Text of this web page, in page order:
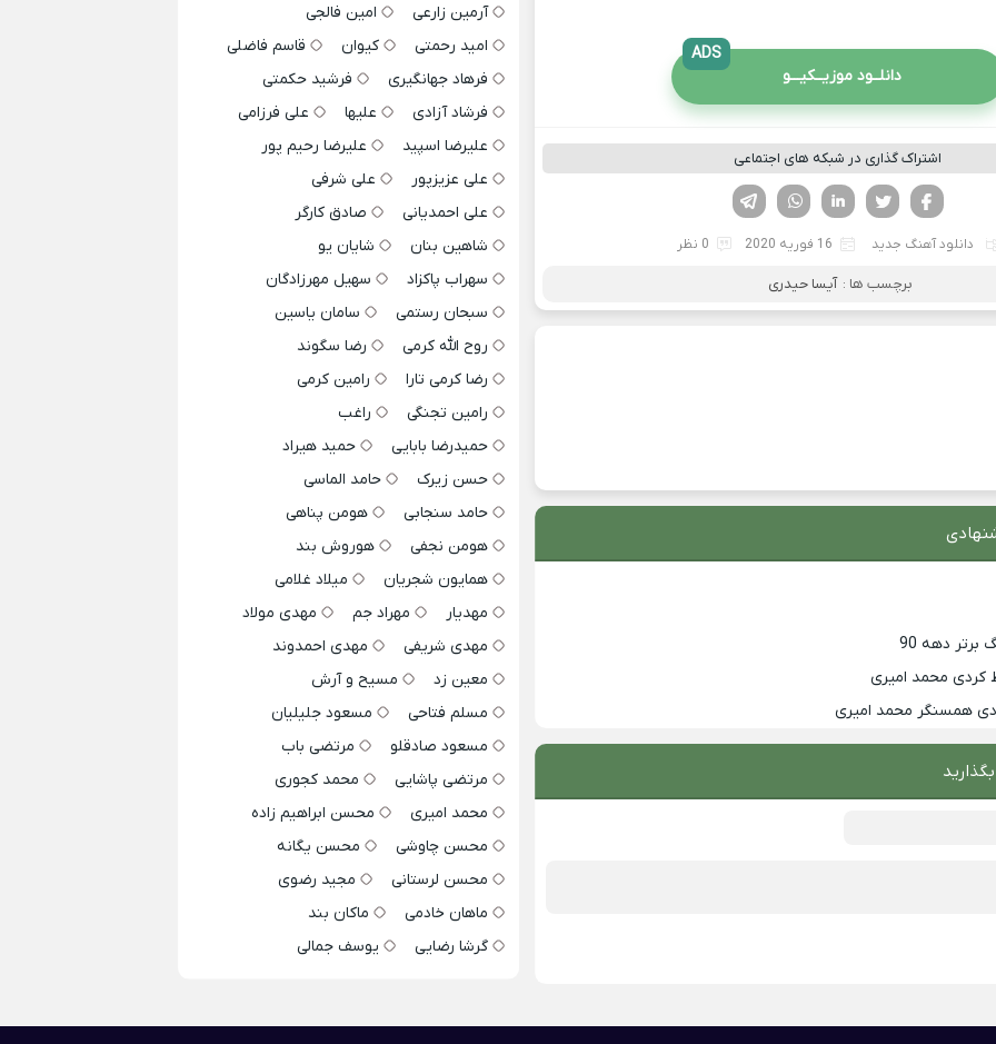
دانلــود موزیــکیـــو
ADS
اشتراک گذاری در شبکه های اجتماعی
لینکدین تویتر
فیسوک
دانلود آهنگ جدید 16 فوریه 2020 0 نظر
برچسب ها : آیسا حیدری
کردی محمد امیری
همسنگر محمد امیری
آرمین زارعی
امین فالجی
امید رحمتی
کیوان
قاسم فاضلی
فرهاد جهانگیری
فرشید حکمتی
فرشاد آزادی
علیها
علی فرزامی
علیرضا اسپید
علیرضا رحیم پور
علی عزیزپور
علی شرفی
علی احمدیانی
صادق کارگر
شاهین بنان
شایان یو
سهراب پاکزاد
سهیل مهرزادگان
سبحان رستمی
سامان یاسین
روح الله کرمی
رضا سگوند
رضا کرمی تارا
رامین کرمی
رامین تجنگی
راغب
حمیدرضا بابایی
حمید هیراد
حسن زیرک
حامد الماسی
حامد سنجابی
هومن پناهی
هومن نجفی
هوروش بند
همایون شجریان
میلاد غلامی
مهدیار
مهراد جم
مهدی مولاد
مهدی شریفی
مهدی احمدوند
معین زد
مسیح و آرش
مسلم فتاحی
مسعود جلیلیان
مسعود صادقلو
مرتضی باب
مرتضی پاشایی
محمد کجوری
محمد امیری
محسن ابراهیم زاده
محسن چاوشی
محسن یگانه
محسن لرستانی
مجید رضوی
ماهان خادمی
ماکان بند
گرشا رضایی
یوسف جمالی